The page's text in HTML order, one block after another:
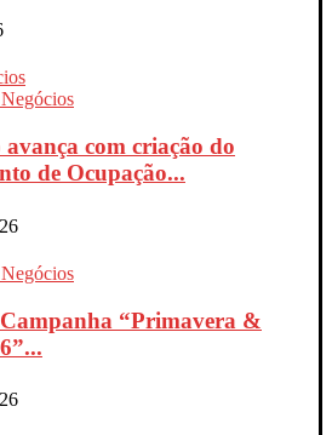
com criação do
de Ocupação...
Campanha “Primavera &